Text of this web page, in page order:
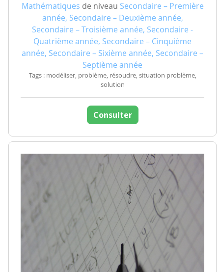
Mathématiques de niveau Secondaire – Première
année, Secondaire – Deuxième année,
Secondaire – Troisième année, Secondaire -
Quatrième année, Secondaire – Cinquième
année, Secondaire – Sixième année, Secondaire –
Septième année
Tags : modéliser, problème, résoudre, situation problème,
solution
Consulter